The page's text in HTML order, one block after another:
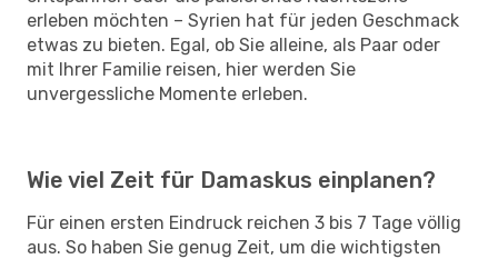
erleben möchten – Syrien hat für jeden Geschmack
etwas zu bieten. Egal, ob Sie alleine, als Paar oder
mit Ihrer Familie reisen, hier werden Sie
unvergessliche Momente erleben.
Wie viel Zeit für Damaskus einplanen?
Für einen ersten Eindruck reichen 3 bis 7 Tage völlig
aus. So haben Sie genug Zeit, um die wichtigsten